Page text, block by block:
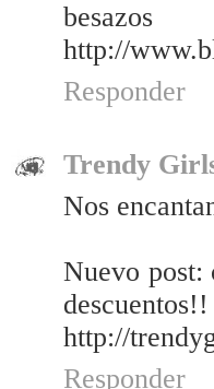
besazos
http://
Responder
Trendy
Nos
Nuevo post:
descuentos!!
http://
Responder